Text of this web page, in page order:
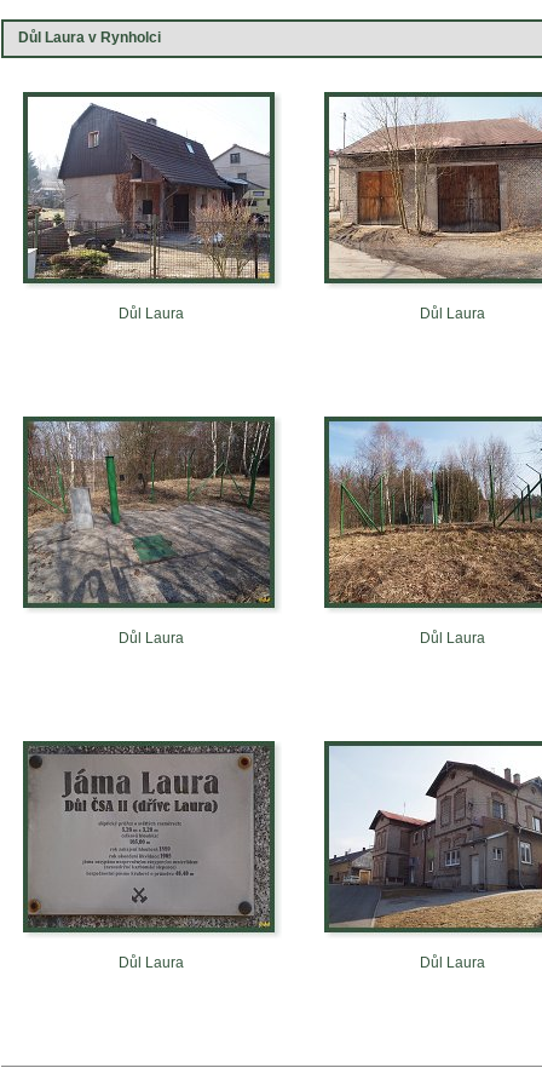
Důl Laura v Rynholci
Důl Laura Důl Laura
Důl Laura Důl Laura
Důl Laura Důl Laura